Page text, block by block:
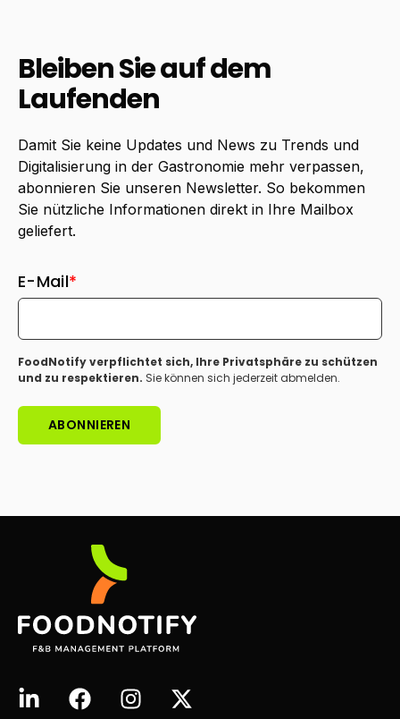
Bleiben Sie auf dem
Laufenden
Damit Sie keine Updates und News zu Trends und
Digitalisierung in der Gastronomie mehr verpassen,
abonnieren Sie unseren Newsletter. So bekommen
Sie nützliche Informationen direkt in Ihre Mailbox
geliefert.
E-Mail*
FoodNotify verpflichtet sich, Ihre Privatsphäre zu schützen
und zu respektieren. Sie können sich jederzeit abmelden.